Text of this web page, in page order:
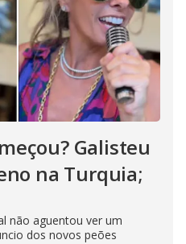
Galisteu
na Turquia;
não aguentou ver um
dos novos peões